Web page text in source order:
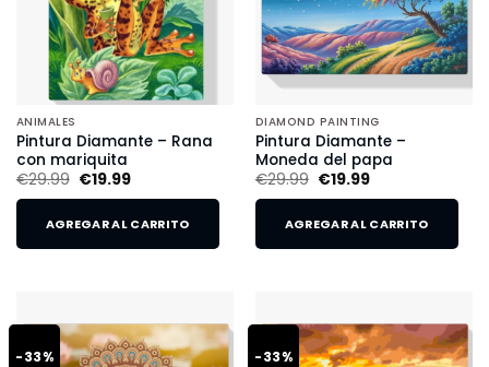
ANIMALES
Pintura Diamante – Rana
con mariquita
€29.99 €19.99
AGREGAR AL CARRITO
DIAMOND PAINTING
Pintura Diamante –
Moneda del papa
€29.99 €19.99
AGREGAR AL CARRITO
-33% -33%